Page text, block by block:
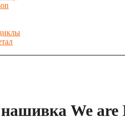
We are